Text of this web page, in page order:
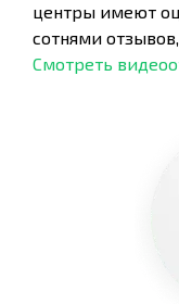
центры имеют
сотнями отзывов,
Смотреть